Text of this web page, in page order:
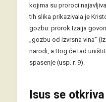
kojima su proroci
tih slika prikazivala je
gozbu: prorok Izaija
„gozbu od izvrsna vina”
narodi, a Bog će tad
spasenje (usp. r. 9).
Isus se